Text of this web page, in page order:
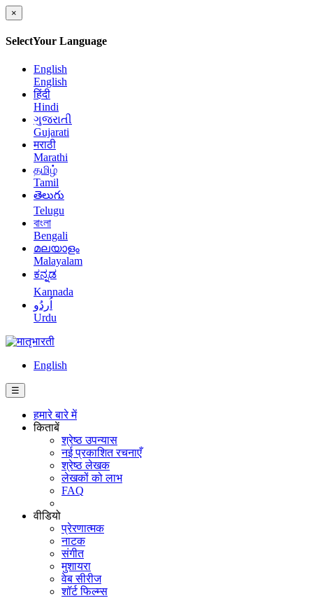
×
SelectYour Language
English
English
हिंदी
Hindi
ગુજરાતી
Gujarati
मराठी
Marathi
தமிழ்
Tamil
తెలుగు
Telugu
বাংলা
Bengali
മലയാളം
Malayalam
ಕನ್ನಡ
Kannada
اُردُو
Urdu
English
☰
हमारे बारे में
किताबें
श्रेष्ठ उपन्यास
नई प्रकाशित रचनाएँ
श्रेष्ठ लेखक
लेखकों को लाभ
FAQ
वीडियो
प्रेरणात्मक
नाटक
संगीत
मुशायरा
वेब सीरीज
शॉर्ट फिल्म्स